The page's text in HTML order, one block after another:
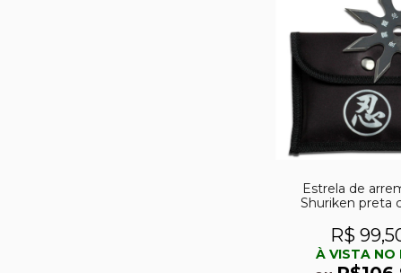
Estrela de
Shuriken preta
R$
À VISTA NO